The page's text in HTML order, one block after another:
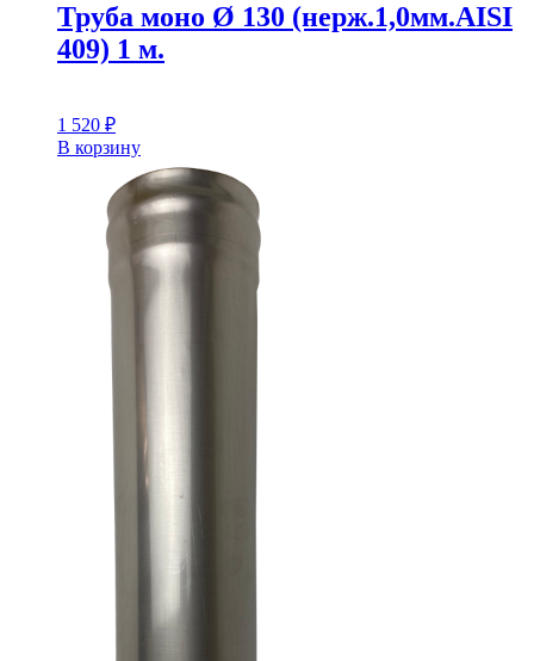
Труба моно Ø 130 (нерж.1,0мм.AISI
409) 1 м.
1 520 ₽
В корзину